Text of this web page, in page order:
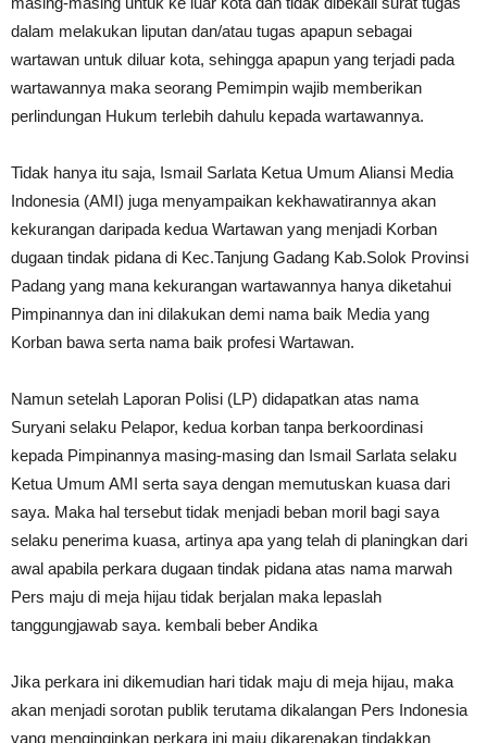
dalam melakukan liputan dan/atau tugas apapun sebagai
wartawan untuk diluar kota, sehingga apapun yang terjadi pada
wartawannya maka seorang Pemimpin wajib memberikan
perlindungan Hukum terlebih dahulu kepada wartawannya.
Tidak hanya itu saja, Ismail Sarlata Ketua Umum Aliansi Media
Indonesia (AMI) juga menyampaikan kekhawatirannya akan
kekurangan daripada kedua Wartawan yang menjadi Korban
dugaan tindak pidana di Kec.Tanjung Gadang Kab.Solok Provinsi
Padang yang mana kekurangan wartawannya hanya diketahui
Pimpinannya dan ini dilakukan demi nama baik Media yang
Korban bawa serta nama baik profesi Wartawan.
Namun setelah Laporan Polisi (LP) didapatkan atas nama
Suryani selaku Pelapor, kedua korban tanpa berkoordinasi
kepada Pimpinannya masing-masing dan Ismail Sarlata selaku
Ketua Umum AMI serta saya dengan memutuskan kuasa dari
saya. Maka hal tersebut tidak menjadi beban moril bagi saya
selaku penerima kuasa, artinya apa yang telah di planingkan dari
awal apabila perkara dugaan tindak pidana atas nama marwah
Pers maju di meja hijau tidak berjalan maka lepaslah
tanggungjawab saya. kembali beber Andika
Jika perkara ini dikemudian hari tidak maju di meja hijau, maka
akan menjadi sorotan publik terutama dikalangan Pers Indonesia
yang menginginkan perkara ini maju dikarenakan tindakkan